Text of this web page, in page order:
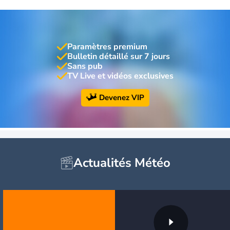
Paramètres premium
Bulletin détaillé sur 7 jours
Sans pub
TV Live et vidéos exclusives
Devenez VIP
Actualités Météo